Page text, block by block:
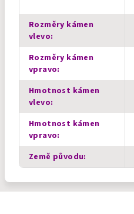
Rozměry kámen
vlevo:
Rozměry kámen
vpravo:
Hmotnost kámen
vlevo:
Hmotnost kámen
vpravo:
Země původu: